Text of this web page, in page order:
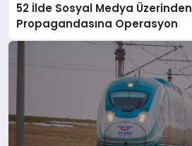
52 İlde Sosyal Medya
Propagandasına Operasyon